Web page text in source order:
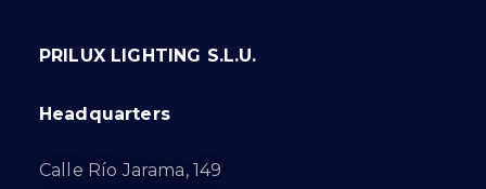
PRILUX LIGHTING S.L.U.
Headquarters
Calle Río Jarama, 149